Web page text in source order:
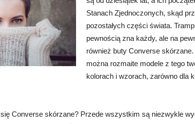
Stanach Zjednoczonych, skąd
pozostałych części świata.
pewnością zna każdy, ale na
również buty Converse
można rozmaite modele z tego
kolorach i wzorach, zarówno dla
Converse skórzane? Przede wszystkim są niezwykle